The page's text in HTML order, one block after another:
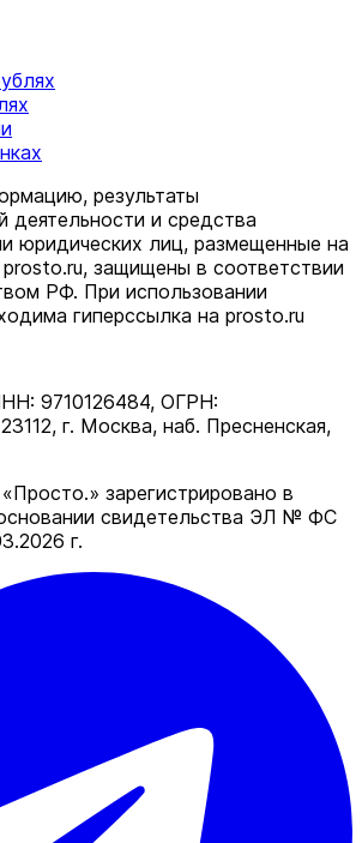
результаты
деятельности и средства
юридических лиц, размещенные на
защищены в соответствии
РФ. При использовании
гиперссылка на prosto.ru
9710126484, ОГРН:
г. Москва, наб. Пресненская,
зарегистрировано в
свидетельства ЭЛ № ФС
г.